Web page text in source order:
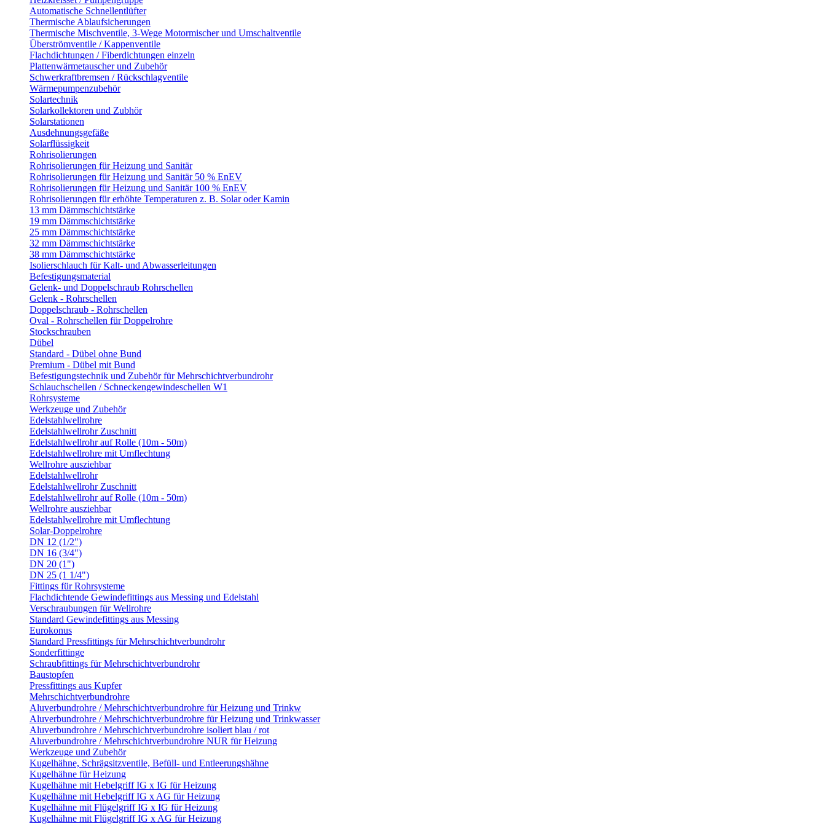
Automatische Schnellentlüfter
Thermische Ablaufsicherungen
Thermische Mischventile, 3-Wege Motormischer und Umschaltventile
Überströmventile / Kappenventile
Flachdichtungen / Fiberdichtungen einzeln
Plattenwärmetauscher und Zubehör
Schwerkraftbremsen / Rückschlagventile
Wärmepumpenzubehör
Solartechnik
Solarkollektoren und Zubhör
Solarstationen
Ausdehnungsgefäße
Solarflüssigkeit
Rohrisolierungen
Rohrisolierungen für Heizung und Sanitär
Rohrisolierungen für Heizung und Sanitär 50 % EnEV
Rohrisolierungen für Heizung und Sanitär 100 % EnEV
Rohrisolierungen für erhöhte Temperaturen z. B. Solar oder Kamin
13 mm Dämmschichtstärke
19 mm Dämmschichtstärke
25 mm Dämmschichtstärke
32 mm Dämmschichtstärke
38 mm Dämmschichtstärke
Isolierschlauch für Kalt- und Abwasserleitungen
Befestigungsmaterial
Gelenk- und Doppelschraub Rohrschellen
Gelenk - Rohrschellen
Doppelschraub - Rohrschellen
Oval - Rohrschellen für Doppelrohre
Stockschrauben
Dübel
Standard - Dübel ohne Bund
Premium - Dübel mit Bund
Befestigungstechnik und Zubehör für Mehrschichtverbundrohr
Schlauchschellen / Schneckengewindeschellen W1
Rohrsysteme
Werkzeuge und Zubehör
Edelstahlwellrohre
Edelstahlwellrohr Zuschnitt
Edelstahlwellrohr auf Rolle (10m - 50m)
Edelstahlwellrohre mit Umflechtung
Wellrohre ausziehbar
Edelstahlwellrohr
Edelstahlwellrohr Zuschnitt
Edelstahlwellrohr auf Rolle (10m - 50m)
Wellrohre ausziehbar
Edelstahlwellrohre mit Umflechtung
Solar-Doppelrohre
DN 12 (1/2")
DN 16 (3/4")
DN 20 (1")
DN 25 (1 1/4")
Fittings für Rohrsysteme
Flachdichtende Gewindefittings aus Messing und Edelstahl
Verschraubungen für Wellrohre
Standard Gewindefittings aus Messing
Eurokonus
Standard Pressfittings für Mehrschichtverbundrohr
Sonderfittinge
Schraubfittings für Mehrschichtverbundrohr
Baustopfen
Pressfittings aus Kupfer
Mehrschichtverbundrohre
Aluverbundrohre / Mehrschichtverbundrohre für Heizung und Trinkw
Aluverbundrohre / Mehrschichtverbundrohre für Heizung und Trinkwasser
Aluverbundrohre / Mehrschichtverbundrohre isoliert blau / rot
Aluverbundrohre / Mehrschichtverbundrohre NUR für Heizung
Werkzeuge und Zubehör
Kugelhähne, Schrägsitzventile, Befüll- und Entleerungshähne
Kugelhähne für Heizung
Kugelhähne mit Hebelgriff IG x IG für Heizung
Kugelhähne mit Hebelgriff IG x AG für Heizung
Kugelhähne mit Flügelgriff IG x IG für Heizung
Kugelhähne mit Flügelgriff IG x AG für Heizung